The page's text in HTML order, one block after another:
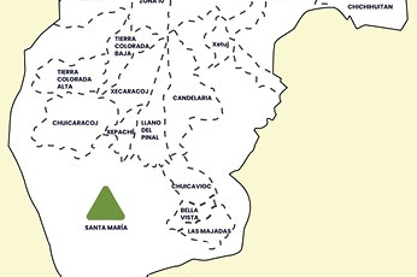
CONTROLADO POR BOMBEROS EN XELA
controlaron y sofocaron un incendio
originó en un ambiente ubicado e
controlaron y sofocaron un incendio
el siniestro se originó en un ambiente
A EL NIÑO CON 88% DE PROBABILIDAD